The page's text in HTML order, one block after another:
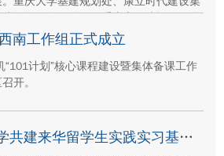
设集团有限公司、重庆方郡建设工程咨
表现场参与封顶仪式。
南工作组正式成立
计划”核心课程建设暨集体备课工作
开。
中国汽研-重庆大学共建来华留学生实践实习基地签约暨揭牌活动举行